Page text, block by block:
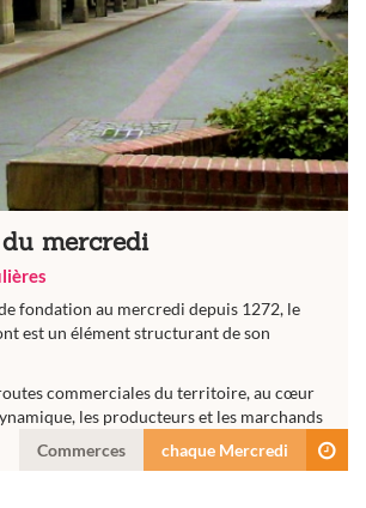
mercredi
fondation au mercredi depuis 1272, le
est un élément structurant de son
commerciales du territoire, au cœur
les producteurs et les marchands
Commerces chaque Mercredi